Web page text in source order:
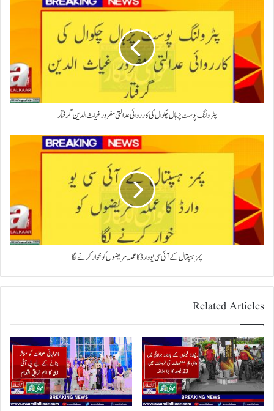
پٹرولنگ پوسٹ پڑہال چکوال کی کارروائی عدالتی مفرور غیاث الدین گرفتار
پمز ہسپتال کے آئی سی یو وارڈ کا عملہ مریضوں کو خوار کرنے لگا
Related Articles